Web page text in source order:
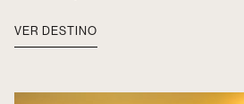
VER DESTINO